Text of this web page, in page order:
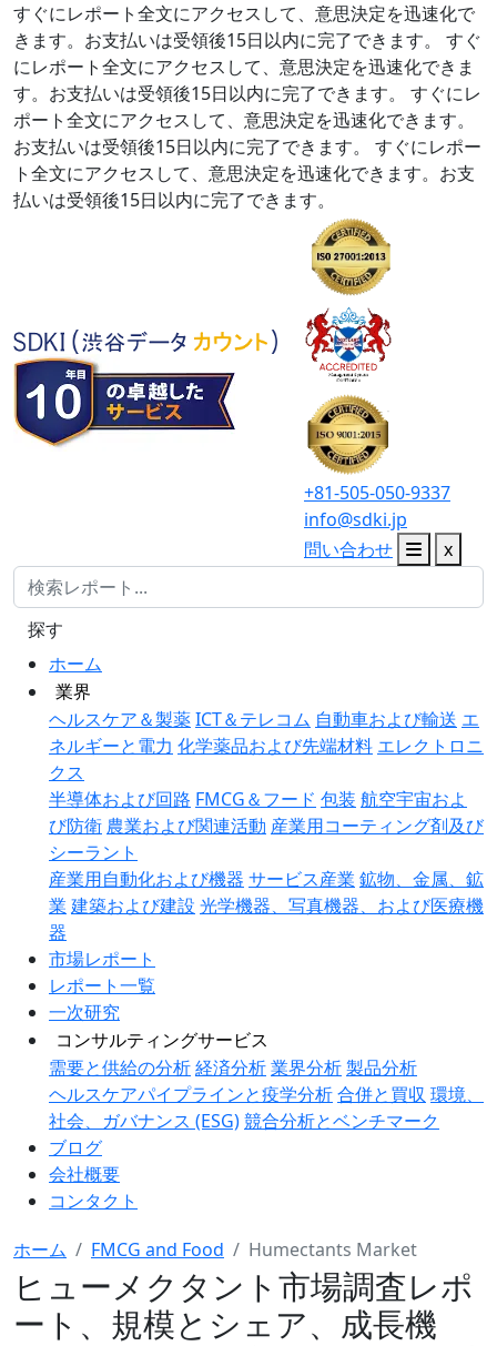
すぐにレポート全文にアクセスして、意思決定を迅速化で
きます。お支払いは受領後15日以内に完了できます。
すぐ
にレポート全文にアクセスして、意思決定を迅速化できま
す。お支払いは受領後15日以内に完了できます。
すぐにレ
ポート全文にアクセスして、意思決定を迅速化できます。
お支払いは受領後15日以内に完了できます。
すぐにレポー
ト全文にアクセスして、意思決定を迅速化できます。お支
払いは受領後15日以内に完了できます。
+81-505-050-9337
info@sdki.jp
問い合わせ
x
ホーム
業界
ヘルスケア＆製薬ICT＆テレコム 自動車および輸送 エ
ネルギーと電力 化学薬品および先端材料 エレクトロニ
クス
半導体および回路 FMCG＆フード 包装 航空宇宙およ
び防衛 農業および関連活動 産業用コーティング剤及び
シーラント
産業用自動化および機器 サービス産業 鉱物、金属、鉱
業 建築および建設 光学機器、写真機器、および医療機
器
市場レポート
レポート一覧
一次研究
コンサルティングサービス
需要と供給の分析経済分析業界分析製品分析
ヘルスケアパイプラインと疫学分析合併と買収 環境、
社会、ガバナンス (ESG)競合分析とベンチマーク
ブログ
会社概要
コンタクト
探す
ホーム FMCG and Food Humectants Market
ヒューメクタント市場調査レポ
ート、規模とシェア、成長機